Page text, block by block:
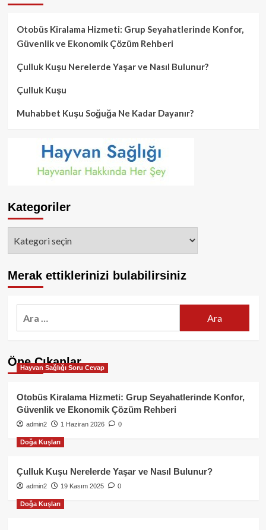
Otobüs Kiralama Hizmeti: Grup Seyahatlerinde Konfor,
Güvenlik ve Ekonomik Çözüm Rehberi
Çulluk Kuşu Nerelerde Yaşar ve Nasıl Bulunur?
Çulluk Kuşu
Muhabbet Kuşu Soğuğa Ne Kadar Dayanır?
Kategoriler
Merak ettiklerinizi bulabilirsiniz
Öne Çıkanlar
Hayvan Sağlığı Soru Cevap
Otobüs Kiralama Hizmeti: Grup Seyahatlerinde Konfor,
Güvenlik ve Ekonomik Çözüm Rehberi
admin2 1 Haziran 2026 0
Doğa Kuşları
Çulluk Kuşu Nerelerde Yaşar ve Nasıl Bulunur?
admin2 19 Kasım 2025 0
Doğa Kuşları